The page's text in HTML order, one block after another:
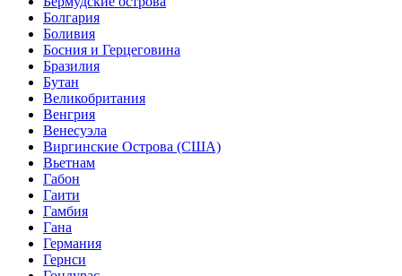
Болгария
Боливия
Босния и Герцеговина
Бразилия
Бутан
Великобритания
Венгрия
Венесуэла
Виргинские Острова (США)
Вьетнам
Габон
Гаити
Гамбия
Гана
Германия
Гернси